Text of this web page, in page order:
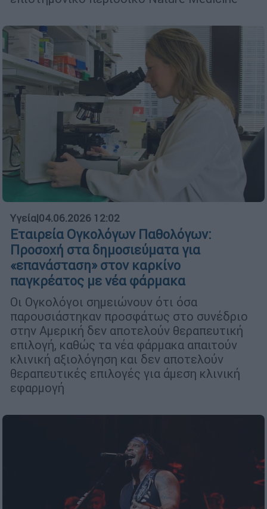
Υγεία|04.06.2026 12:02
Εταιρεία Ογκολόγων Παθολόγων:
Προσοχή στα δημοσιεύματα για
«επανάσταση» στον καρκίνο
παγκρέατος με νέα φάρμακα
Οι Ογκολόγοι σημειώνουν ότι όσα
παρουσιάστηκαν προσφάτως στο συνέδριο
στην Αμερική δεν αποτελούν θεραπευτική
επιλογή, καθώς τα νέα φάρμακα απαιτούν
κλινική αξιολόγηση και δεν αποτελούν
θεραπευτικές επιλογές για άμεση κλινική
εφαρμογή